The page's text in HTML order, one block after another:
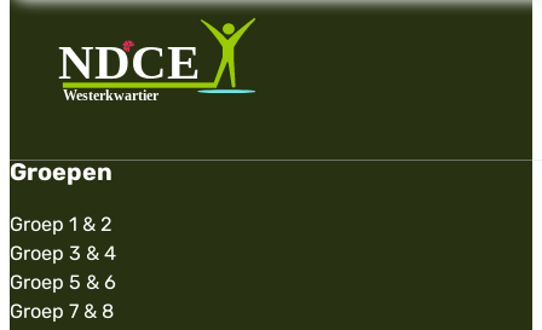
Groepen
Groep 1 & 2
Groep 3 & 4
Groep 5 & 6
Groep 7 & 8